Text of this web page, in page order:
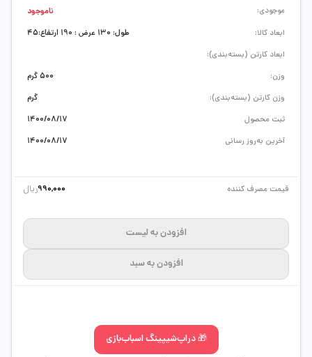
ابعاد کالا:
طول: 130 عرض : 190 ارتفاع:45
ابعاد کارتن (بسته‌بندی):
وزن:
500 گرم
وزن کارتن (بسته‌بندی):
گرم
ثبت محصول
1400/08/17
آخرین به‌روز رسانی
1400/08/17
موجودی:
ناموجود
قیمت مصرف کننده 990,000ریال
افزودن به لیست
افزودن به سبد
🎁 دراپ‌شیپینگ اسباب‌بازی